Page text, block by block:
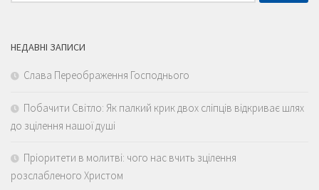
НЕДАВНІ ЗАПИСИ
Слава Переображення Господнього
Побачити Світло: Як палкий крик двох сліпців відкриває шлях
до зцілення нашої душі
Пріоритети в молитві: чого нас вчить зцілення
розслабленого Христом